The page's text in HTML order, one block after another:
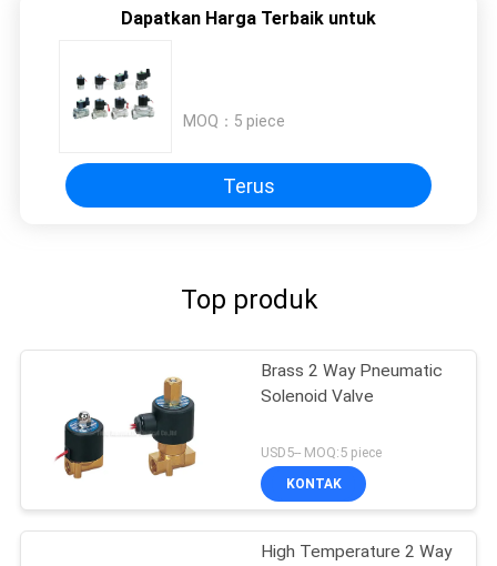
Dapatkan Harga Terbaik untuk
MOQ： 5 piece
Terus
Top produk
Brass 2 Way Pneumatic
Solenoid Valve
USD5-- MOQ:5 piece
KONTAK
High Temperature 2 Way